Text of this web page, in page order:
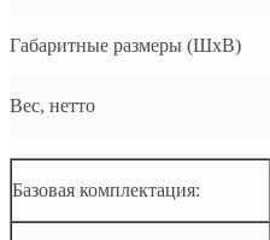
Габаритные размеры (ШхВ)
Вес, нетто
Базовая комплектация: